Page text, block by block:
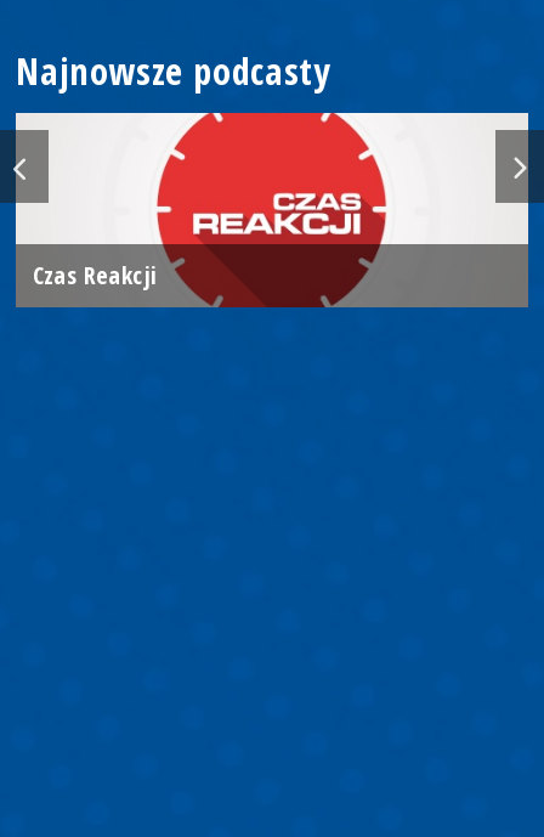
Najnowsze podcasty
Czas Reakcji